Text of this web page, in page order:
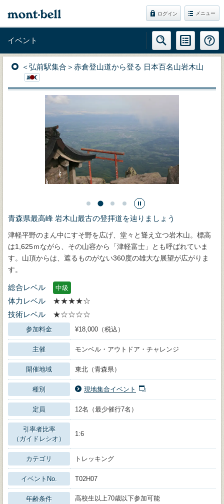
ログイン メニュー
イベント
＜弘前駅集合＞赤倉登山道から登る 日本百名山岩木山
青森県最高峰 岩木山最古の登拝道を辿りましょう
津軽平野のまん中にすそ野を広げ、堂々と聳え立つ岩木山。標高
は1,625ｍながら、その山容から「津軽富士」とも呼ばれていま
す。山頂からは、遮るものがない360度の雄大な展望が広がりま
す。
総合レベル 中級
体力レベル
★★★★☆
技術レベル
★☆☆☆☆
参加料金 ¥18,000（税込）
主催 モンベル・アウトドア・チャレンジ
開催地域 東北（青森県）
種別 現地集合イベント
定員 12名（最少催行7名）
引率者比率
（ガイドレシオ）
1:6
カテゴリ トレッキング
イベントNo. T02H07
年齢条件 高校生以上70歳以下参加可能